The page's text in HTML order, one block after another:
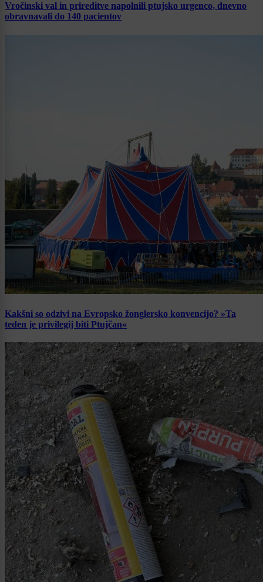
Vročinski val in prireditve napolnili ptujsko urgenco, dnevno
obravnavali do 140 pacientov
Kakšni so odzivi na Evropsko žonglersko konvencijo? »Ta
teden je privilegij biti Ptujčan«